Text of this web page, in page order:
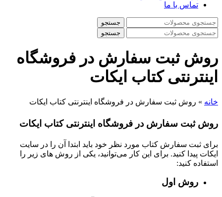
تماس با ما
جستجو
جستجو
روش ثبت سفارش در فروشگاه
اینترنتی کتاب ایکات
خانه » روش ثبت سفارش در فروشگاه اینترنتی کتاب ایکات
روش ثبت سفارش در فروشگاه اینترنتی کتاب ایکات
برای ثبت سفارش کتاب مورد نظر خود باید ابتدا آن را در سایت
ایکات پیدا کنید. برای این کار می‌توانید، یکی از روش‌ های زیر را
استفاده کنید:
روش اول